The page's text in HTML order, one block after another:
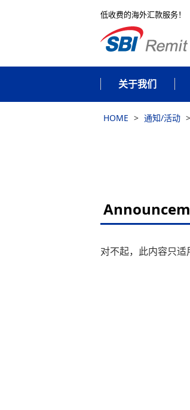
低收费的海外汇款服务！
关于我们
HOME > 通知/活动 >
对不起，此内容只适